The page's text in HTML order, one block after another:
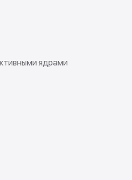
ядрами